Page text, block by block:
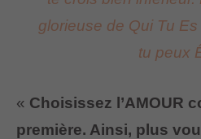
glorieuse de Qui Tu
tu peux
« Choisissez l’AMOUR
première. Ainsi, plus